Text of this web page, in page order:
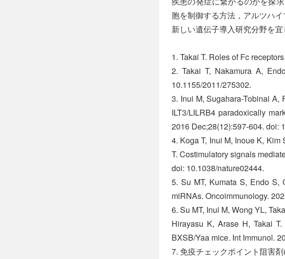
胞を制御する方法，アルツハ
新しい遺伝子導入研究分野を宜
1. Takai T. Roles of Fc
2. Takai T, Nakamura A,
10.1155/2011/275302.
3. Inui M, Sugahara-Tobinai A,
ILT3/LILRB4 paradoxically
2016 Dec;28(12):597-604. doi:
4. Koga T, Inui M, Inoue K, Kim
T. Costimulatory signals
doi: 10.1038/nature02444.
5. Su MT, Kumata S, Endo S,
miRNAs. Oncoimmunology.
6. Su MT, Inui M, Wong YL,
Hirayasu K, Arase H, Takai
BXSB/Yaa mice. Int Immunol.
7. 免疫チェックポイント阻害